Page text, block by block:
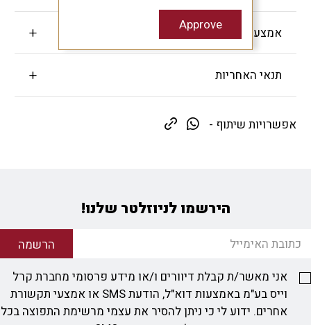
אמצעי תשלום
תנאי האחריות
אפשרויות שיתוף -
הירשמו לניוזלטר שלנו!
הרשמה
אני מאשר/ת קבלת דיוורים ו/או מידע פרסומי מחברת קרל
וייס בע"מ באמצעות דוא"ל, הודעת SMS או אמצעי תקשורת
אחרים. ידוע לי כי ניתן להסיר את עצמי מרשימת התפוצה בכל
Approve